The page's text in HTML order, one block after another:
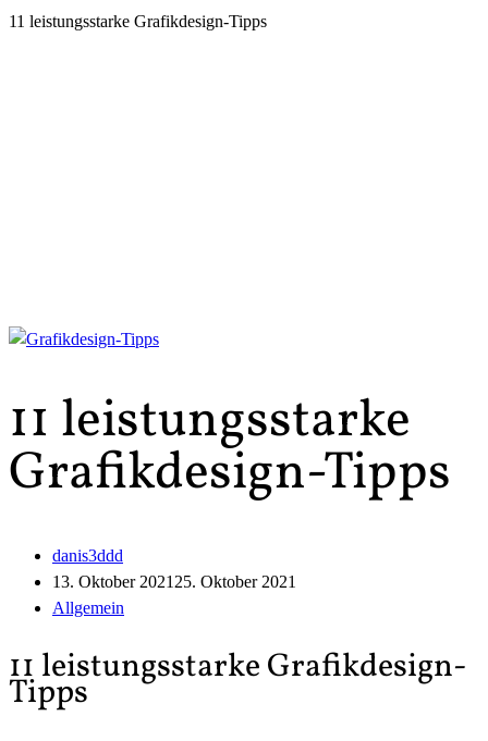
11 leistungsstarke Grafikdesign-Tipps
11 leistungsstarke
Grafikdesign-Tipps
danis3ddd
13. Oktober 202125. Oktober 2021
Allgemein
11 leistungsstarke Grafikdesign-
Tipps